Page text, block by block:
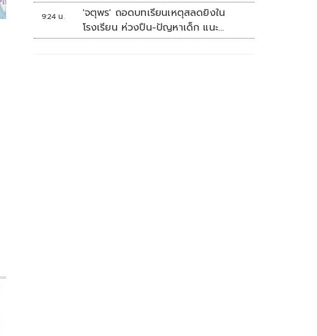
9:24 น.
'จตุพร' ถอดบทเรียนเหตุสลดยิงใน
โรงเรียน ห่วงปืน-ปัญหาเด็ก แนะ
ศธ.เร่งอุดช่องโหว่